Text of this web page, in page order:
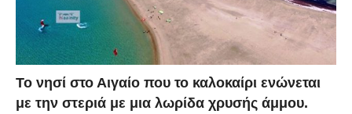
Το νησί στο Αιγαίο που το καλοκαίρι ενώνεται
με την στεριά με μια λωρίδα χρυσής άμμου.